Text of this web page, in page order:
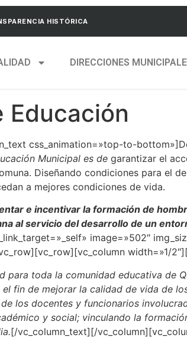
HISTÓRICA
DIRECCIONES
Educación
css_animation=»top-to-
Municipal es de garantizar el
Diseñando condiciones para el
a mejores condiciones de vida.
e incentivar la formación de
al servicio del desarrollo de un
image=»502″
width=»1/
para toda la comunidad educativa de
fin de mejorar la calidad de vida de
los docentes y funcionarios
y social; vinculando la
[/vc_column_text][/